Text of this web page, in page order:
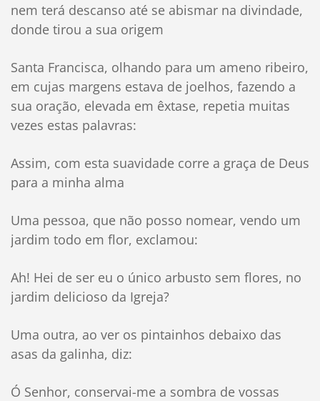
nem terá descanso até se abismar na divindade,
donde tirou a sua origem
Santa Francisca, olhando para um ameno ribeiro,
em cujas margens estava de joelhos, fazendo a
sua oração, elevada em êxtase, repetia muitas
vezes estas palavras:
Assim, com esta suavidade corre a graça de Deus
para a minha alma
Uma pessoa, que não posso nomear, vendo um
jardim todo em flor, exclamou:
Ah! Hei de ser eu o único arbusto sem flores, no
jardim delicioso da Igreja?
Uma outra, ao ver os pintainhos debaixo das
asas da galinha, diz:
Ó Senhor, conservai-me a sombra de vossas